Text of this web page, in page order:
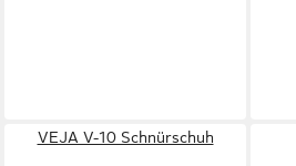
VEJA V-10 Schnürschuh